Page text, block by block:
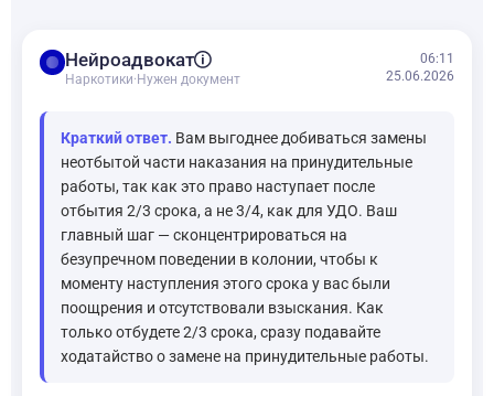
balanceНейроадвокат
Наркотики· Нужен документ
06:11
25.06.2026
Краткий ответ. Вам выгоднее добиваться замены
неотбытой части наказания на принудительные
работы, так как это право наступает после
отбытия 2/3 срока, а не 3/4, как для УДО. Ваш
главный шаг — сконцентрироваться на
безупречном поведении в колонии, чтобы к
моменту наступления этого срока у вас были
поощрения и отсутствовали взыскания. Как
только отбудете 2/3 срока, сразу подавайте
ходатайство о замене на принудительные работы.